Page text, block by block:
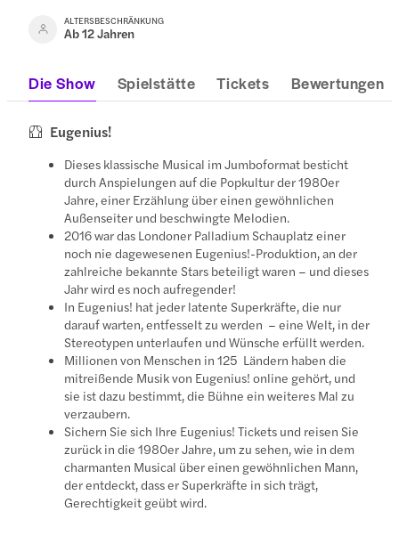
ALTERSBESCHRÄNKUNG
Ab 12 Jahren
Die Show Spielstätte Tickets Bewertungen
Eugenius!
Dieses klassische Musical im Jumboformat besticht
durch Anspielungen auf die Popkultur der 1980er
Jahre, einer Erzählung über einen gewöhnlichen
Außenseiter und beschwingte Melodien.
2016 war das Londoner Palladium Schauplatz einer
noch nie dagewesenen Eugenius!-Produktion, an der
zahlreiche bekannte Stars beteiligt waren – und dieses
Jahr wird es noch aufregender!
In Eugenius! hat jeder latente Superkräfte, die nur
darauf warten, entfesselt zu werden – eine Welt, in der
Stereotypen unterlaufen und Wünsche erfüllt werden.
Millionen von Menschen in 125 Ländern haben die
mitreißende Musik von Eugenius! online gehört, und
sie ist dazu bestimmt, die Bühne ein weiteres Mal zu
verzaubern.
Sichern Sie sich Ihre Eugenius! Tickets und reisen Sie
zurück in die 1980er Jahre, um zu sehen, wie in dem
charmanten Musical über einen gewöhnlichen Mann,
der entdeckt, dass er Superkräfte in sich trägt,
Gerechtigkeit geübt wird.